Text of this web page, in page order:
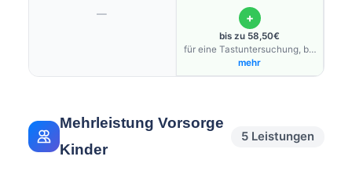
— +
bis zu 58,50€
für eine Tastuntersuchung, bis
zu 30€/Jahr
mehr
Mehrleistung Vorsorge
Kinder
5 Leistungen